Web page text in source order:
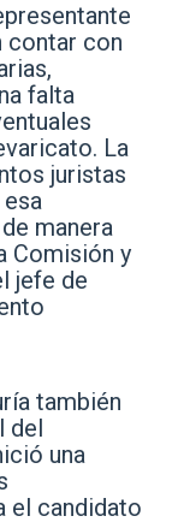
contar con
falta
La
juristas
manera
Comisión y
jefe de
también
del
una
el candidato